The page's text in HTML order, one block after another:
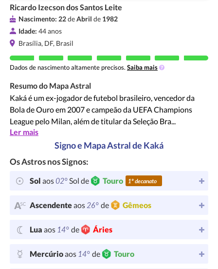
Ricardo Izecson dos Santos Leite
Nascimento: 22deAbril de 1982
Idade: 44 anos
Brasília, DF, Brasil
Dados de nascimento altamente precisos. Saiba mais
Resumo do Mapa Astral
Kaká é um ex-jogador de futebol brasileiro, vencedor da
Bola de Ouro em 2007 e campeão da UEFA Champions
League pelo Milan, além de titular da Seleção Bra...
Ler mais
Signo e Mapa Astral de Kaká
Os Astros nos Signos:
Sol aos02°Sol de Touro 1º decanato
Ascendenteaos26° de Gêmeos
Lua aos 14° de Áries
Mercúrioaos 14° de Touro